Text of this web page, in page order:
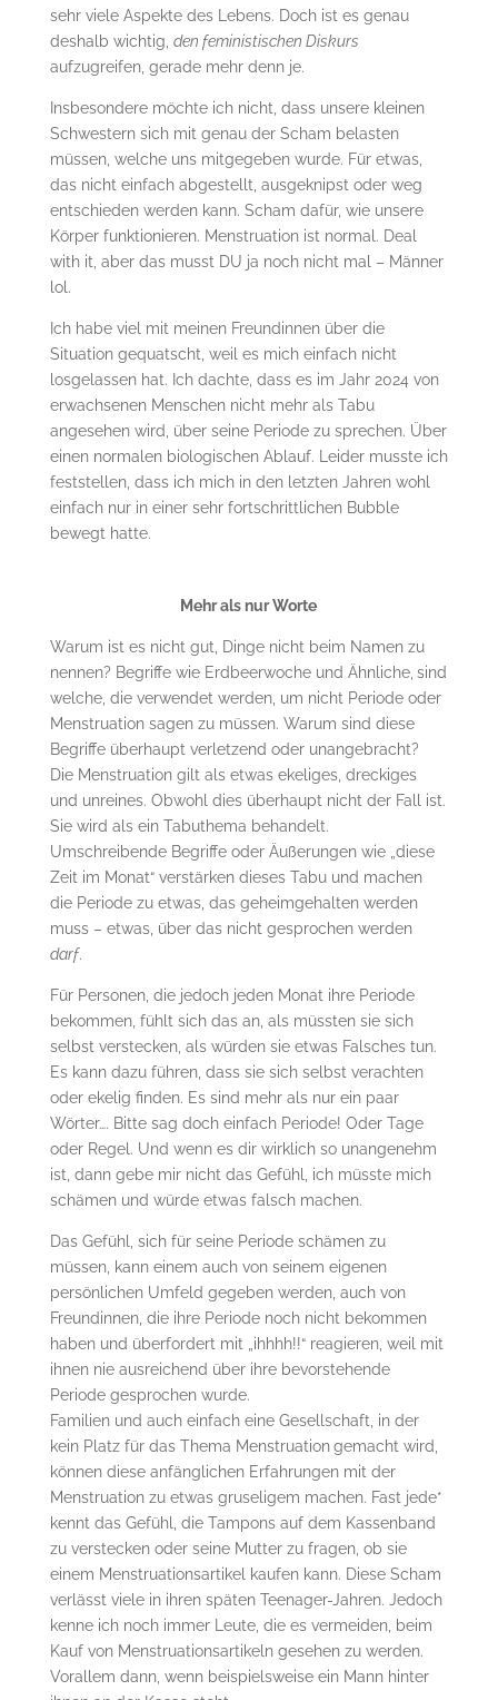
sehr viele Aspekte des Lebens. Doch ist es genau
deshalb wichtig, den feministischen Diskurs
aufzugreifen, gerade mehr denn je.
Insbesondere möchte ich nicht, dass unsere kleinen
Schwestern sich mit genau der Scham belasten
müssen, welche uns mitgegeben wurde. Für etwas,
das nicht einfach abgestellt, ausgeknipst oder weg
entschieden werden kann. Scham dafür, wie unsere
Körper funktionieren. Menstruation ist normal. Deal
with it, aber das musst DU ja noch nicht mal – Männer
lol.
Ich habe viel mit meinen Freundinnen über die
Situation gequatscht, weil es mich einfach nicht
losgelassen hat. Ich dachte, dass es im Jahr 2024 von
erwachsenen Menschen nicht mehr als Tabu
angesehen wird, über seine Periode zu sprechen. Über
einen normalen biologischen Ablauf. Leider musste ich
feststellen, dass ich mich in den letzten Jahren wohl
einfach nur in einer sehr fortschrittlichen Bubble
bewegt hatte.
Mehr als nur Worte
Warum ist es nicht gut, Dinge nicht beim Namen zu
nennen? Begriffe wie Erdbeerwoche und Ähnliche, sind
welche, die verwendet werden, um nicht Periode oder
Menstruation sagen zu müssen. Warum sind diese
Begriffe überhaupt verletzend oder unangebracht?
Die Menstruation gilt als etwas ekeliges, dreckiges
und unreines. Obwohl dies überhaupt nicht der Fall ist.
Sie wird als ein Tabuthema behandelt.
Umschreibende Begriffe oder Äußerungen wie „diese
Zeit im Monat“ verstärken dieses Tabu und machen
die Periode zu etwas, das geheimgehalten werden
muss – etwas, über das nicht gesprochen werden
darf.
Für Personen, die jedoch jeden Monat ihre Periode
bekommen, fühlt sich das an, als müssten sie sich
selbst verstecken, als würden sie etwas Falsches tun.
Es kann dazu führen, dass sie sich selbst verachten
oder ekelig finden. Es sind mehr als nur ein paar
Wörter…. Bitte sag doch einfach Periode! Oder Tage
oder Regel. Und wenn es dir wirklich so unangenehm
ist, dann gebe mir nicht das Gefühl, ich müsste mich
schämen und würde etwas falsch machen.
Das Gefühl, sich für seine Periode schämen zu
müssen, kann einem auch von seinem eigenen
persönlichen Umfeld gegeben werden, auch von
Freundinnen, die ihre Periode noch nicht bekommen
haben und überfordert mit „ihhhh!!“ reagieren, weil mit
ihnen nie ausreichend über ihre bevorstehende
Periode gesprochen wurde.
Familien und auch einfach eine Gesellschaft, in der
kein Platz für das Thema Menstruation gemacht wird,
können diese anfänglichen Erfahrungen mit der
Menstruation zu etwas gruseligem machen. Fast jede*
kennt das Gefühl, die Tampons auf dem Kassenband
zu verstecken oder seine Mutter zu fragen, ob sie
einem Menstruationsartikel kaufen kann. Diese Scham
verlässt viele in ihren späten Teenager-Jahren. Jedoch
kenne ich noch immer Leute, die es vermeiden, beim
Kauf von Menstruationsartikeln gesehen zu werden.
Vorallem dann, wenn beispielsweise ein Mann hinter